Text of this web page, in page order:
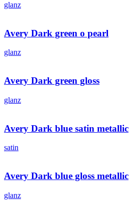
glanz
Avery Dark green o pearl
glanz
Avery Dark green gloss
glanz
Avery Dark blue satin metallic
satin
Avery Dark blue gloss metallic
glanz